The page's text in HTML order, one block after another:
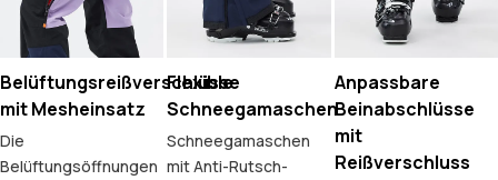
Belüftungsreißverschlüsse
mit Mesheinsatz
Die
Belüftungsöffnungen
Flexible
Schneegamaschen
Schneegamaschen
mit Anti-Rutsch-
Anpassbare
Beinabschlüsse
mit
Reißverschluss